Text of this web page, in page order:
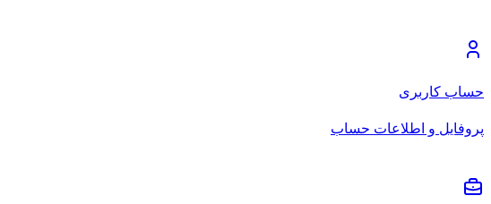
حساب کاربری
پروفایل و اطلاعات حساب